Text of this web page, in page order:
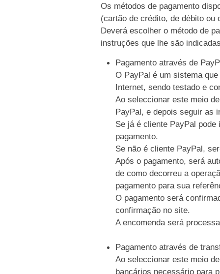
Os métodos de pagamento
(cartão de crédito, de débito ou
Deverá escolher o método de
instruções que lhe são
Pagamento através de
O PayPal é um sistema
Internet, sendo testado e
Ao seleccionar este meio
PayPal, e depois seguir as
Se já é cliente PayPal
pagamento.
Se não é cliente PayPal,
Após o pagamento, será
de como decorreu a
pagamento para sua
O pagamento será
confirmação no site.
A encomenda será
Pagamento através de
Ao seleccionar este meio
bancários necessário para